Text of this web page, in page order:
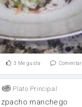
3 Me gusta Comentar
Plato Principal
manchego